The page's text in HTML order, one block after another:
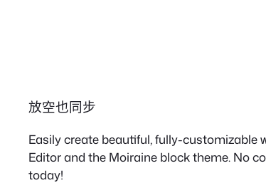
放空也同步
Easily create beautiful, fully-customizable
Editor and the Moiraine block theme. No
today!